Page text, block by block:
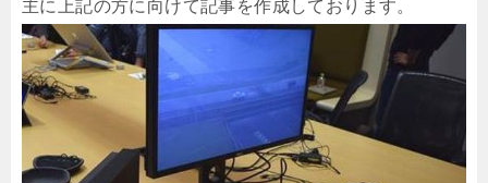
主に上記の方に向けて記事を作成しております。